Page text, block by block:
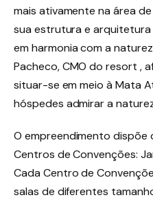
mais ativamente na área
sua estrutura e
em harmonia com a
Pacheco, CMO do resort ,
situar-se em meio à Mata
hóspedes admirar a
O empreendimento
Centros de Convenções:
Cada Centro de
salas de diferentes